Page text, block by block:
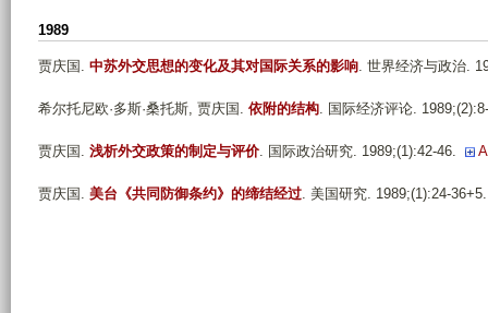
1989
贾庆国 . 中苏外交思想的变化及其对国际关系的影响. 世界经济与政治.
希尔托尼欧·多斯·桑托斯, 贾庆国 . 依附的结构. 国际经济评论.
贾庆国 . 浅析外交政策的制定与评价. 国际政治研究. 1989;(1):42-46.
贾庆国 . 美台《共同防御条约》的缔结经过. 美国研究. 1989;(1):24-36+5.